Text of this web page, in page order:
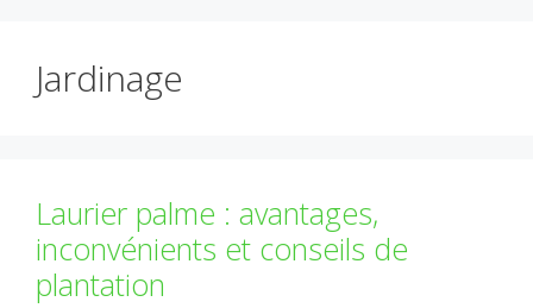
Jardinage
Laurier palme : avantages,
inconvénients et conseils de
plantation